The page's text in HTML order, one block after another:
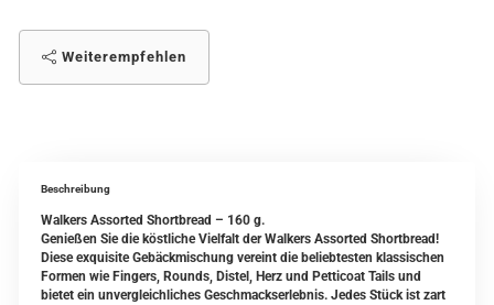
Weiterempfehlen
Beschreibung
Walkers Assorted Shortbread – 160 g.
Genießen Sie die köstliche Vielfalt der Walkers Assorted Shortbread!
Diese exquisite Gebäckmischung vereint die beliebtesten klassischen
Formen wie Fingers, Rounds, Distel, Herz und Petticoat Tails und
bietet ein unvergleichliches Geschmackserlebnis. Jedes Stück ist zart